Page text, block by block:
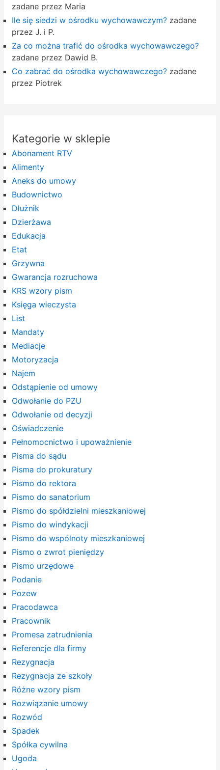
zadane przez Maria
Ile się siedzi w ośrodku wychowawczym?zadane
przez J. i P.
Za co można trafić do ośrodka wychowawczego?
zadane przez Dawid B.
Co zabrać do ośrodka wychowawczego?zadane
przez Piotrek
Kategorie w sklepie
Abonament RTV
Alimenty
Aneks do umowy
Budownictwo
Dłużnik
Dzierżawa
Edukacja
Etat
Grzywna
Gwarancja rozruchowa
KRS wzory pism
Księga wieczysta
List
Mandaty
Mediacje
Motoryzacja
Najem
Odstąpienie od umowy
Odwołanie do PZU
Odwołanie od decyzji
Oświadczenie
Pełnomocnictwo i upoważnienie
Pisma do sądu
Pisma do prokuratury
Pismo do rektora
Pismo do sanatorium
Pismo do spółdzielni mieszkaniowej
Pismo do windykacji
Pismo do wspólnoty mieszkaniowej
Pismo o zwrot pieniędzy
Pismo urzędowe
Podanie
Pozew
Pracodawca
Pracownik
Promesa zatrudnienia
Referencje dla firmy
Rezygnacja
Rezygnacja ze szkoły
Różne wzory pism
Rozwiązanie umowy
Rozwód
Spadek
Spółka cywilna
Ugoda